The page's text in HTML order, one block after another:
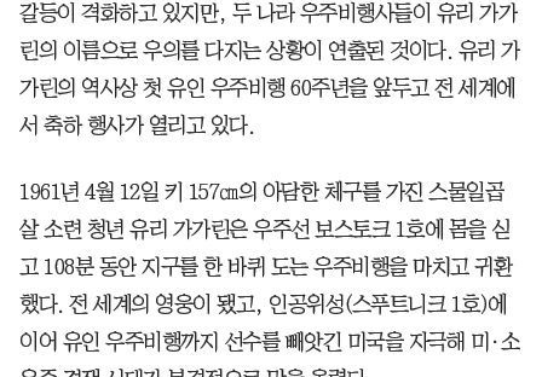
갈등이 격화하고 있지만, 두 나라 우주비행사들이 유리 가가
린의 이름으로 우의를 다지는 상황이 연출된 것이다. 유리 가
가린의 역사상 첫 유인 우주비행 60주년을 앞두고 전 세계에
서 축하 행사가 열리고 있다.
1961년 4월 12일 키 157㎝의 아담한 체구를 가진 스물일곱
살 소련 청년 유리 가가린은 우주선 보스토크 1호에 몸을 싣
고 108분 동안 지구를 한 바퀴 도는 우주비행을 마치고 귀환
했다. 전 세계의 영웅이 됐고, 인공위성(스푸트니크 1호)에
이어 유인 우주비행까지 선수를 빼앗긴 미국을 자극해 미·소